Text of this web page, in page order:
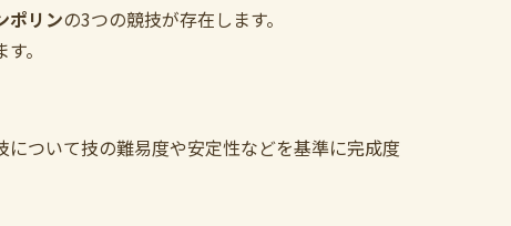
ポリンの3つの競技が存在します。
。
ついて技の難易度や安定性などを基準に完成度